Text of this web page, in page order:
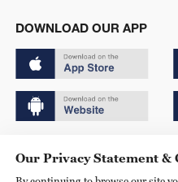
DOWNLOAD OUR APP
京ICP备20000184号
Our Privacy Statement &